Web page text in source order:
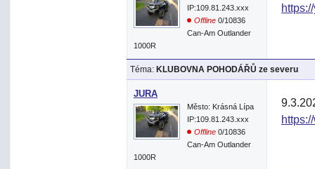
IP:109.81.243.xxx
Offline 0/10836
Can-Am Outlander
1000R
Téma: KLUBOVNA POHODÁŘŮ ze severu
JURA
Město: Krásná Lípa
IP:109.81.243.xxx
Offline 0/10836
Can-Am Outlander
1000R